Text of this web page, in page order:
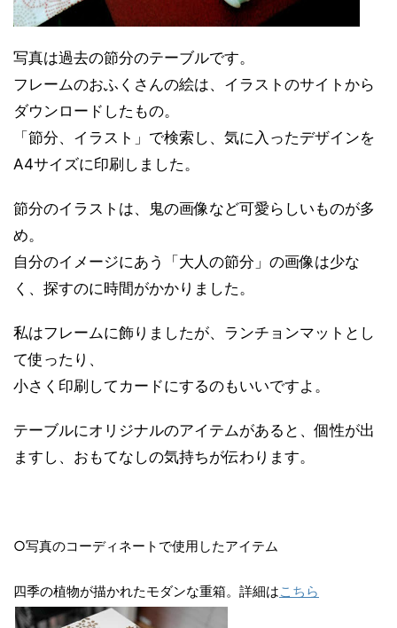
写真は過去の節分のテーブルです。
フレームのおふくさんの絵は、イラストのサイトから
ダウンロードしたもの。
「節分、イラスト」で検索し、気に入ったデザインを
A4サイズに印刷しました。
節分のイラストは、鬼の画像など可愛らしいものが多
め。
自分のイメージにあう「大人の節分」の画像は少な
く、探すのに時間がかかりました。
私はフレームに飾りましたが、ランチョンマットとし
て使ったり、
小さく印刷してカードにするのもいいですよ。
テーブルにオリジナルのアイテムがあると、個性が出
ますし、おもてなしの気持ちが伝わります。
○写真のコーディネートで使用したアイテム
四季の植物が描かれたモダンな重箱。詳細はこちら